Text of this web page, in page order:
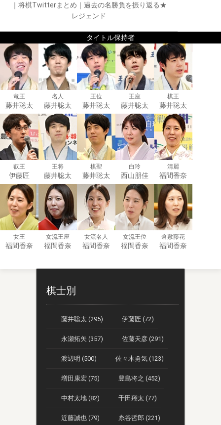
｜ 将棋Twitterまとめ ｜ 過去の名勝負を振り返る★
レジェンド
タイトル保持者
竜王
藤井聡太
名人
藤井聡太
王位
藤井聡太
王座
藤井聡太
棋王
藤井聡太
叡王
伊藤匠
王将
藤井聡太
棋聖
藤井聡太
白玲
西山朋佳
清麗
福間香奈
女王
福間香奈
女流王座
福間香奈
女流名人
福間香奈
女流王位
福間香奈
倉敷藤花
福間香奈
棋士別
藤井聡太 (295) 伊藤匠 (72)
永瀬拓矢 (357) 佐藤天彦 (291)
渡辺明 (500) 佐々木勇気 (123)
増田康宏 (75) 豊島将之 (452)
中村太地 (82) 千田翔太 (77)
近藤誠也 (79) 糸谷哲郎 (221)